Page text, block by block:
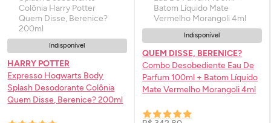
Indisponível
HARRY POTTER
Expresso Hogwarts Body
Splash Desodorante Colônia
Quem Disse, Berenice? 200ml
Indisponível
QUEM DISSE, BERENICE?
Combo Desobediente Eau De
Parfum100ml + Batom Líquido
Mate Vermelho Morangoli 4ml